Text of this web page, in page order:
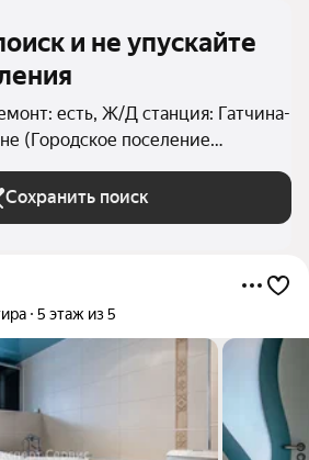
и не упускайте
есть, Ж/Д станция: Гатчина-
(Городское поселение
Сохранить поиск
5 этаж из 5